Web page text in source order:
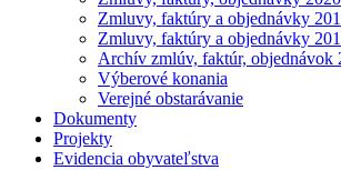
Zmluvy, faktúry a objednávky
Zmluvy, faktúry a objednávky
Archív zmlúv, faktúr, objednávok
Výberové konania
Verejné obstarávanie
Dokumenty
Projekty
Evidencia obyvateľstva